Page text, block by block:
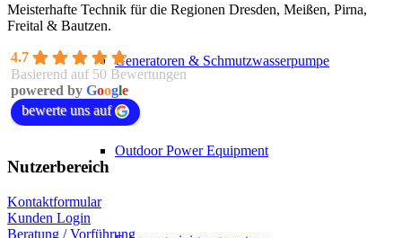
Generatoren & Schmutzwasserpumpe
Outdoor Power Equipment
Meisterhafte Technik für die Regionen Dresden, Meißen, Pirna,
Freital & Bautzen.
4.7
Basierend auf 50 Bewertungen
powered by Google
bewerte uns auf
Nutzerbereich
Kontaktformular
Kunden Login
Beratung / Vorführung